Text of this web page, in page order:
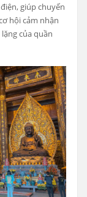
giúp chuyến
hội cảm nhận
của quần